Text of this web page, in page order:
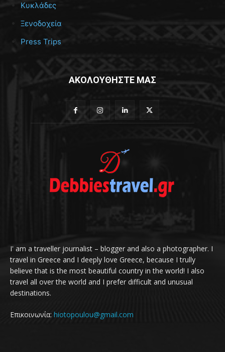
Κυκλάδες
Ξενοδοχεία
Press Trips
ΑΚΟΛΟΥΘΗΣΤΕ ΜΑΣ
I' am a traveller journalist – blogger and also a photographer. I
travel in Greece and I deeply love Greece, because I trully
believe that is the most beautiful country in the world! I also
travel all over the world and I prefer difficult and unusual
destinations.
Επικοινωνία: hiotopoulou@gmail.com